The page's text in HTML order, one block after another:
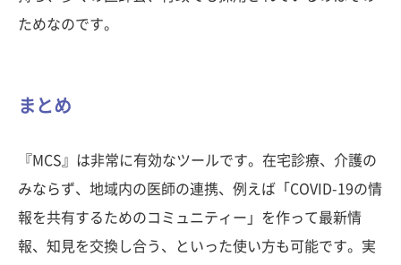
ためなのです。
まとめ
『MCS』は非常に有効なツールです。在宅診療、介護の
みならず、地域内の医師の連携、例えば「COVID-19の情
報を共有するためのコミュニティー」を作って最新情
報、知見を交換し合う、といった使い方も可能です。実